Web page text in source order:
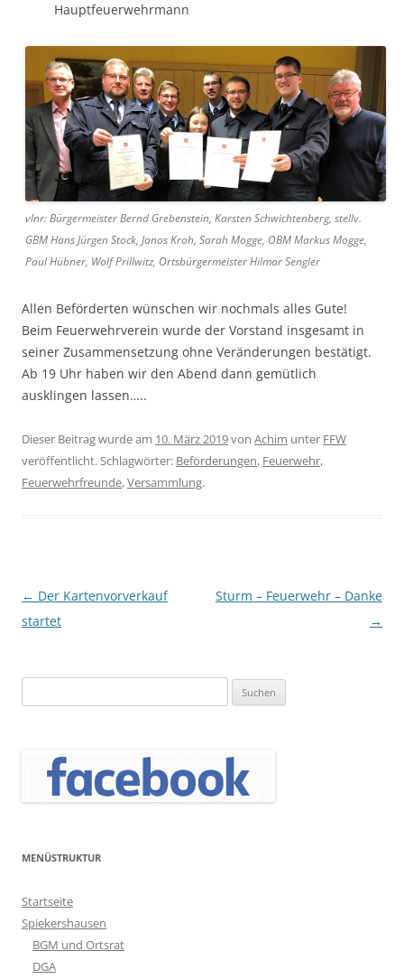
Hauptfeuerwehrmann
vlnr: Bürgermeister Bernd Grebenstein, Karsten Schwichtenberg, stellv.
GBM Hans Jürgen Stock, Janos Kroh, Sarah Mogge, OBM Markus Mogge,
Paul Hübner, Wolf Prillwitz, Ortsbürgermeister Hilmar Sengler
Allen Beförderten wünschen wir nochmals alles Gute!
Beim Feuerwehrverein wurde der Vorstand insgesamt in
seiner Zusammensetzung ohne Veränderungen bestätigt.
Ab 19 Uhr haben wir den Abend dann gemütlich
ausklingen lassen…..
Dieser Beitrag wurde am 10. März 2019von Achim unter FFW
veröffentlicht. Schlagwörter: Beförderungen, Feuerwehr,
Feuerwehrfreunde,Versammlung.
Beitragsnavigation
← Der Kartenvorverkauf
startet
Sturm – Feuerwehr – Danke
→
nach:
MENÜSTRUKTUR
Startseite
Spiekershausen
BGM und Ortsrat
DGA